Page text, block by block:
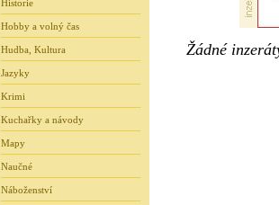
Historie
Hobby a volný čas
Hudba, Kultura
Jazyky
Krimi
Kuchařky a návody
Mapy
Naučné
Náboženství
Žádné